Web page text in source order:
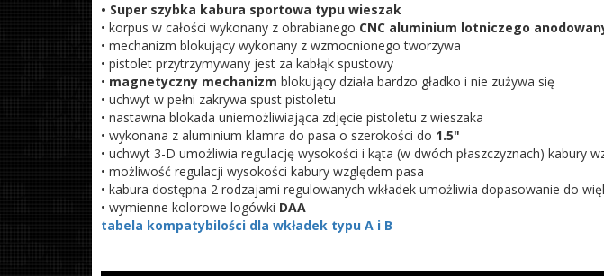
• Super szybka kabura sportowa typu wieszak
• korpus w całości wykonany z obrabianego CNC aluminium lotniczego
• mechanizm blokujący wykonany z wzmocnionego tworzywa
• pistolet przytrzymywany jest za kabłąk spustowy
• magnetyczny mechanizm blokujący działa bardzo gładko i nie zużywa się
• uchwyt w pełni zakrywa spust pistoletu
• nastawna blokada uniemożliwiająca zdjęcie pistoletu z wieszaka
• wykonana z aluminium klamra do pasa o szerokości do 1.5"
• uchwyt 3-D umożliwia regulację wysokości i kąta (w dwóch płaszczyznach) kabury
• możliwość regulacji wysokości kabury względem pasa
• kabura dostępna 2 rodzajami regulowanych wkładek umożliwia dopasowanie do
• wymienne kolorowe logówki DAA
tabela kompatybilości dla wkładek typu A i B